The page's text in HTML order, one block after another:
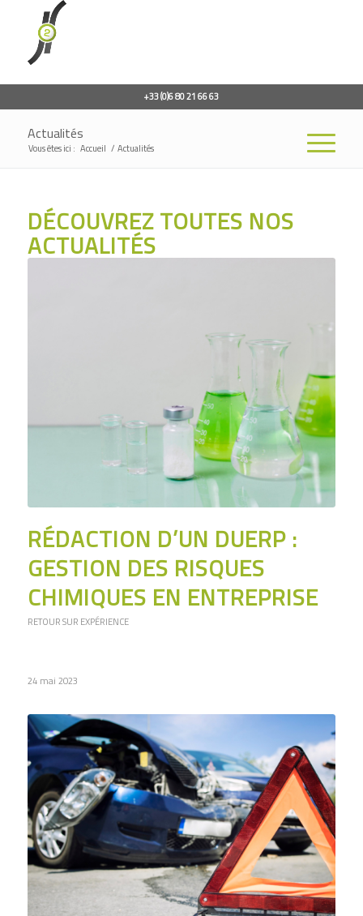
+33 (0)6 80 21 66 63
Actualités
Vous êtes ici : Accueil / Actualités
DÉCOUVREZ TOUTES NOS
ACTUALITÉS
RÉDACTION D’UN DUERP :
GESTION DES RISQUES
CHIMIQUES EN ENTREPRISE
RETOUR SUR EXPÉRIENCE
24 mai 2023